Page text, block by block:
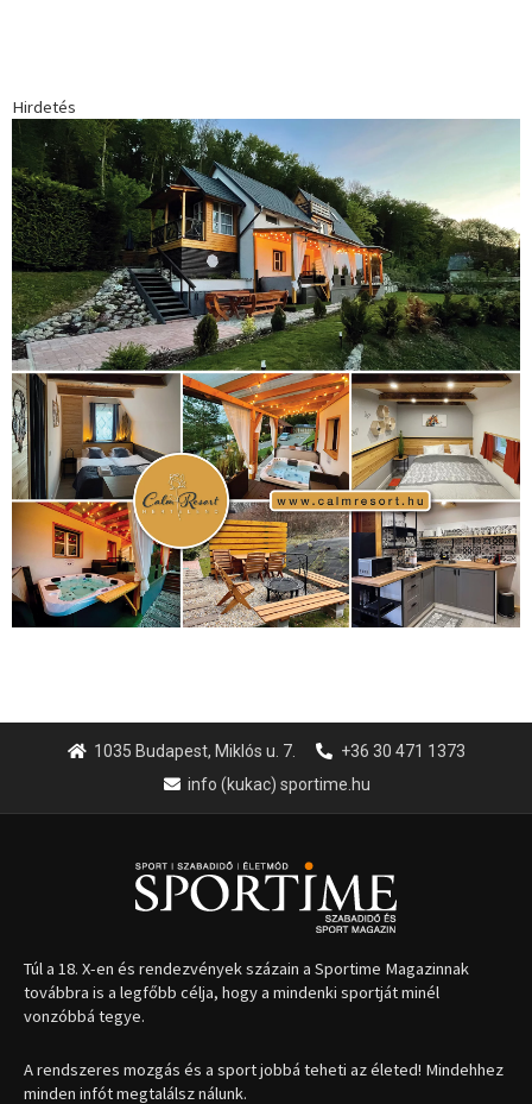
Hirdetés
1035 Budapest, Miklós u. 7.
+36 30 471 1373
info (kukac) sportime.hu
Túl a 18. X-en és rendezvények százain a Sportime Magazinnak
továbbra is a legfőbb célja, hogy a mindenki sportját minél
vonzóbbá tegye.
A rendszeres mozgás és a sport jobbá teheti az életed! Mindehhez
minden infót megtalálsz nálunk.